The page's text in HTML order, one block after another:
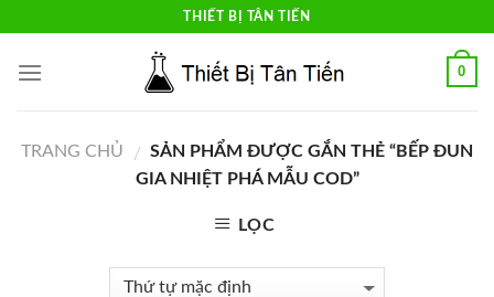
content
THIẾT BỊ TÂN TIẾN
0
TRANG CHỦ / SẢN PHẨM ĐƯỢC GẮN THẺ “BẾP ĐUN
GIA NHIỆT PHÁ MẪU COD”
LỌC